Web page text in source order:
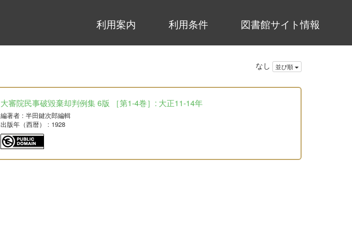
利用案内 利用条件 図書館サイト情報
なし 並び順
大審院民事破毀棄却判例集 6版 ［第1-4巻］: 大正11-14年
編著者: 半田鍵次郎編輯
出版年（西暦）
: 1928